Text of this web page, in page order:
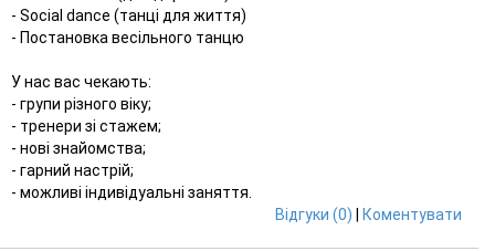
- Social dance (танці для життя)
- Постановка весільного танцю
У нас вас чекають:
- групи різного віку;
- тренери зі стажем;
- нові знайомства;
- гарний настрій;
- можливі індивідуальні заняття.
Відгуки (0)
Коментувати